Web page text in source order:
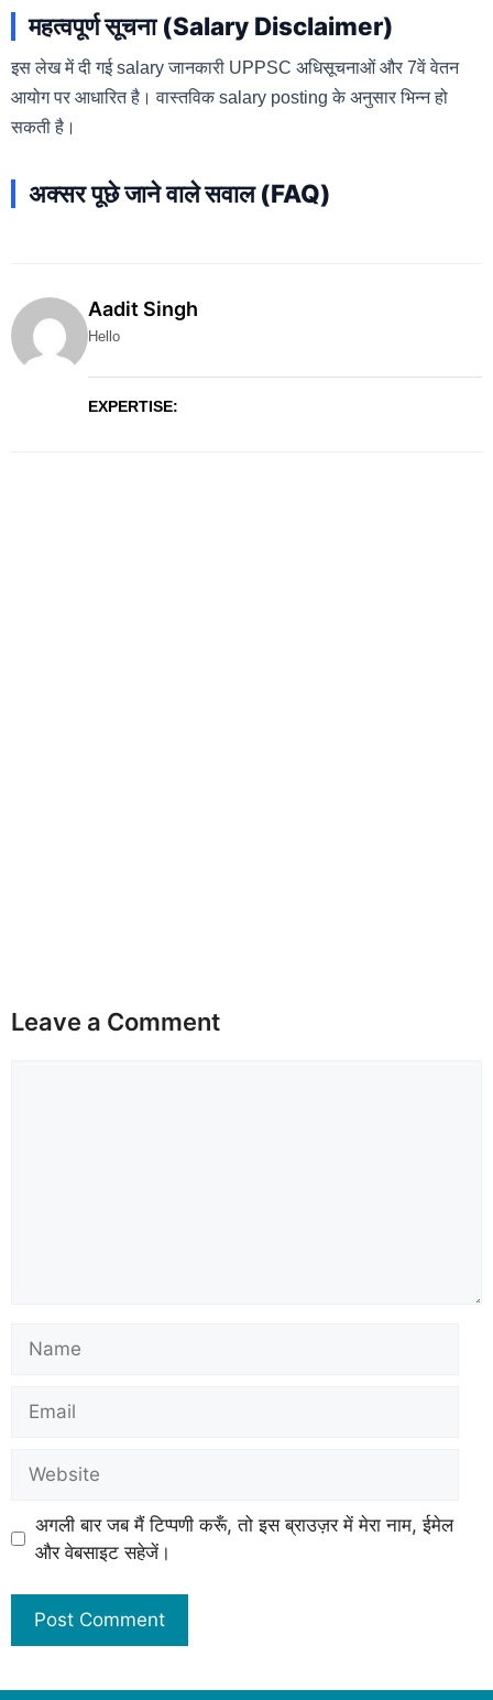
महत्वपूर्ण सूचना (Salary Disclaimer)
इस लेख में दी गई salary जानकारी UPPSC अधिसूचनाओं और 7वें वेतन
आयोग पर आधारित है। वास्तविक salary posting के अनुसार भिन्न हो
सकती है।
अक्सर पूछे जाने वाले सवाल (FAQ)
Aadit Singh
Hello
EXPERTISE:
Leave a Comment
अगली बार जब मैं टिप्पणी करूँ, तो इस ब्राउज़र में मेरा नाम, ईमेल
और वेबसाइट सहेजें।